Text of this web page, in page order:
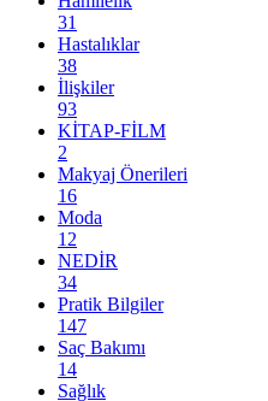
31
Hastalıklar
38
İlişkiler
93
KİTAP-FİLM
2
Makyaj Önerileri
16
Moda
12
NEDİR
34
Pratik Bilgiler
147
Saç Bakımı
14
Sağlık